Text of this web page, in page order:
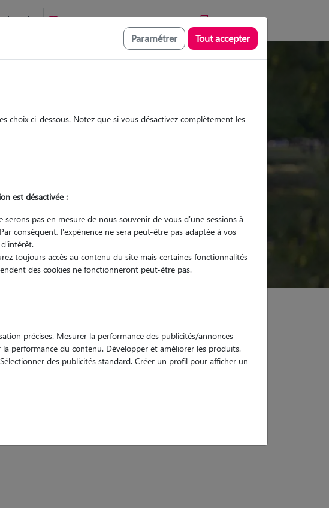
Favoris Devenir pet sitter Connexion
Sitter
Sitter Visites
Visites
Pour quel animal ?
Trouver mon Pet Sitter
Paramétrer Tout accepter
choix ci-dessous. Notez que si vous désactivez complètement les
est désactivée :
serons pas en mesure de nous souvenir de vous d'une sessions à
conséquent, l'expérience ne sera peut-être pas adaptée à vos
toujours accès au contenu du site mais certaines fonctionnalités
des cookies ne fonctionneront peut-être pas.
précises. Mesurer la performance des publicités/annonces
performance du contenu. Développer et améliorer les produits.
des publicités standard. Créer un profil pour afficher un